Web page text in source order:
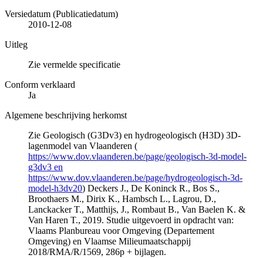
Versiedatum (Publicatiedatum)
2010-12-08
Uitleg
Zie vermelde specificatie
Conform verklaard
Ja
Algemene beschrijving herkomst
Zie Geologisch (G3Dv3) en hydrogeologisch (H3D) 3D-
lagenmodel van Vlaanderen (
https://www.dov.vlaanderen.be/page/geologisch-3d-model-
g3dv3 en
https://www.dov.vlaanderen.be/page/hydrogeologisch-3d-
model-h3dv20) Deckers J., De Koninck R., Bos S.,
Broothaers M., Dirix K., Hambsch L., Lagrou, D.,
Lanckacker T., Matthijs, J., Rombaut B., Van Baelen K. &
Van Haren T., 2019. Studie uitgevoerd in opdracht van:
Vlaams Planbureau voor Omgeving (Departement
Omgeving) en Vlaamse Milieumaatschappij
2018/RMA/R/1569, 286p + bijlagen.